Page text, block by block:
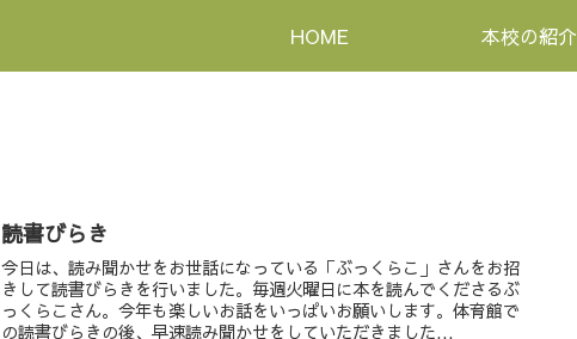
HOME 本校の紹介
読書びらき
今日は、読み聞かせをお世話になっている「ぶっくらこ」さんをお招
きして読書びらきを行いました。毎週火曜日に本を読んでくださるぶ
っくらこさん。今年も楽しいお話をいっぱいお願いします。体育館で
の読書びらきの後、早速読み聞かせをしていただきました...